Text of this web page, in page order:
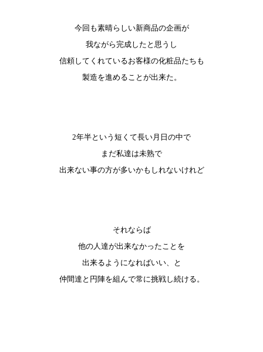
今回も素晴らしい新商品の企画が
我ながら完成したと思うし
信頼してくれているお客様の化粧品たちも
製造を進めることが出来た。
2年半という短くて長い月日の中で
まだ私達は未熟で
出来ない事の方が多いかもしれないけれど
それならば
他の人達が出来なかったことを
出来るようになればいい、と
仲間達と円陣を組んで常に挑戦し続ける。